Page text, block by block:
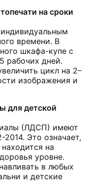
на сроки
времени. В
шкафа-купе с
рабочих дней.
цикл на 2–
изображения и
для детской
(ЛДСП) имеют
Это означает,
на
уровне.
в любых
и детские